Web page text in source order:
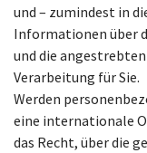
und – zumindest in
Informationen über
und die
Verarbeitung für Sie.
Werden
eine internationale
das Recht, über die